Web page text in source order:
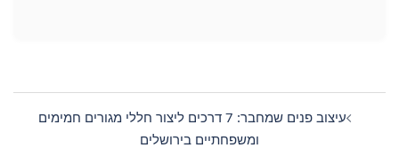
Post
navigation
עיצוב פנים שמחבר: 7 דרכים ליצור חללי מגורים חמימים
ומשפחתיים בירושלים